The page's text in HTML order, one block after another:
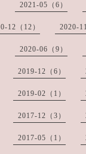
2021-05（6）
12（12） 2020-
2020-06（9）
2019-12（6）
2019-02（1）
2017-12（3）
2017-05（1）